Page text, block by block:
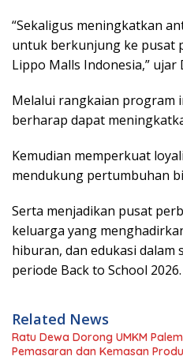
“Sekaligus meningkatkan
untuk berkunjung ke pusat
Lippo Malls Indonesia,” ujar
Melalui rangkaian program
berharap dapat
Kemudian memperkuat
mendukung pertumbuhan
Serta menjadikan pusat
keluarga yang
hiburan, dan edukasi dalam
periode Back to School 2026.
Related News
Ratu Dewa Dorong UMKM
Pemasaran dan Kemasan